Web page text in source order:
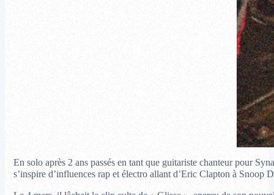
En solo après 2 ans passés en tant que guitariste chanteur pour
s’inspire d’influences rap et électro allant d’Eric Clapton à Snoop